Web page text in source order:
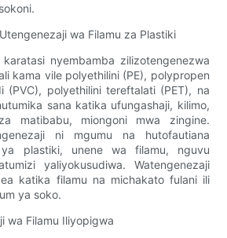
wa Filamu za Plastiki
nyembamba zilizotengenezwa
kama vile polyethilini (PE), polypropen
(PVC), polyethilini tereftalati (PET), na
sana katika ufungashaji, kilimo,
matibabu, miongoni mwa zingine.
ni mgumu na hutofautiana
plastiki, unene wa filamu, nguvu
yaliyokusudiwa. Watengenezaji
katika filamu na michakato fulani ili
ya soko.
wa Filamu Iliyopigwa